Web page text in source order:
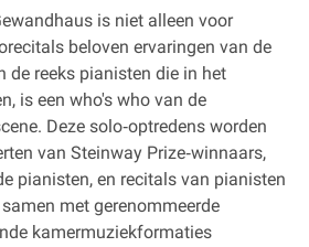
is niet alleen voor
beloven ervaringen van de
de reeks pianisten die in het
is een who's who van de
Deze solo‐optredens worden
van Steinway Prize‐winnaars,
pianisten, en recitals van pianisten
met gerenommeerde
kamermuziekformaties